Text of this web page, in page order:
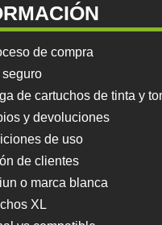
de compra
seguro
de cartuchos de tinta y
y devoluciones
de uso
de clientes
o marca blanca
XL